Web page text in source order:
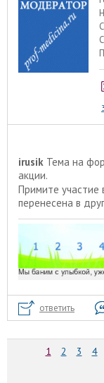
irusik Тема на
акции.
Примите участие
перенесена в
ответить
1 2 3 4